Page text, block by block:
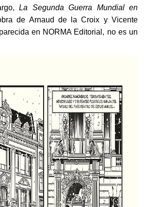
La Segunda Guerra Mundial en
de Arnaud de la Croix y Vicente
en NORMA Editorial, no es un